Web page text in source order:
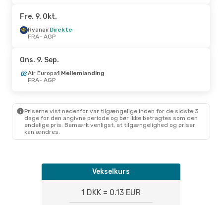
Fre. 9. Okt.
RyanairDirekte
FRA- AGP
Ons. 9. Sep.
Air Europa1 Mellemlanding
FRA- AGP
Priserne vist nedenfor var tilgængelige inden for de sidste 3
dage for den angivne periode og bør ikke betragtes som den
endelige pris. Bemærk venligst, at tilgængelighed og priser
kan ændres.
Vekselkurs
1 DKK = 0.13 EUR